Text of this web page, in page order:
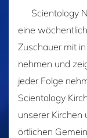
Scientology
eine
Zuschauer mit
nehmen und
jeder Folge
Scientology
unserer Kirchen
örtlichen